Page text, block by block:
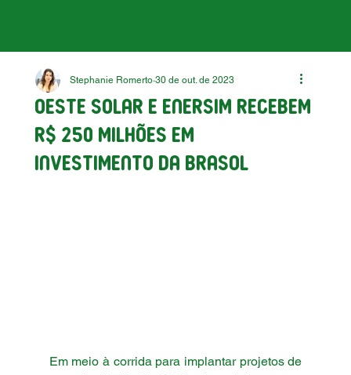
Oeste Solar e Enersim recebem
R$ 250 milhões em
investimento da Brasol
Stephanie Romerto 30 de out. de 2023
Em meio à corrida para implantar projetos de